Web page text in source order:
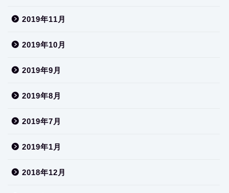
2019年11月
2019年10月
2019年9月
2019年8月
2019年7月
2019年1月
2018年12月